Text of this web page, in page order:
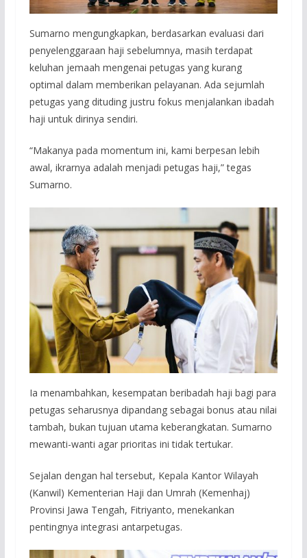
Sumarno mengungkapkan, berdasarkan evaluasi dari
penyelenggaraan haji sebelumnya, masih terdapat
keluhan jemaah mengenai petugas yang kurang
optimal dalam memberikan pelayanan. Ada sejumlah
petugas yang dituding justru fokus menjalankan ibadah
haji untuk dirinya sendiri.
“Makanya pada momentum ini, kami berpesan lebih
awal, ikrarnya adalah menjadi petugas haji,” tegas
Sumarno.
Ia menambahkan, kesempatan beribadah haji bagi para
petugas seharusnya dipandang sebagai bonus atau nilai
tambah, bukan tujuan utama keberangkatan. Sumarno
mewanti-wanti agar prioritas ini tidak tertukar.
Sejalan dengan hal tersebut, Kepala Kantor Wilayah
(Kanwil) Kementerian Haji dan Umrah (Kemenhaj)
Provinsi Jawa Tengah, Fitriyanto, menekankan
pentingnya integrasi antarpetugas.